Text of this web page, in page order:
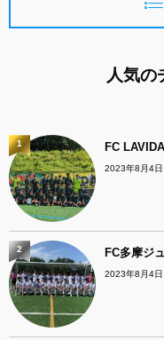
人気の
FC LAVIDA
2023年8月4日
1
FC多摩ジ
2023年8月4日
2